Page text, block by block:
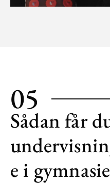
05
Sådan får
e i